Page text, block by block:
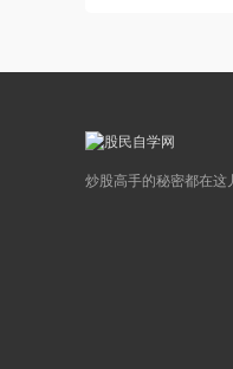
炒股高手的秘密都在